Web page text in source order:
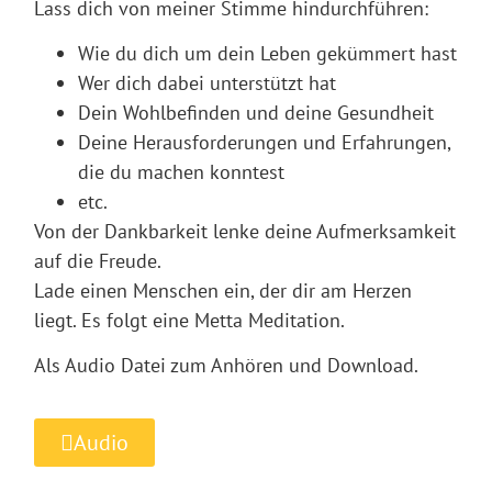
Lass dich von meiner Stimme hindurchführen:
Wie du dich um dein Leben gekümmert hast
Wer dich dabei unterstützt hat
Dein Wohlbefinden und deine Gesundheit
Deine Herausforderungen und Erfahrungen,
die du machen konntest
etc.
Von der Dankbarkeit lenke deine Aufmerksamkeit
auf die Freude.
Lade einen Menschen ein, der dir am Herzen
liegt. Es folgt eine Metta Meditation.
Als Audio Datei zum Anhören und Download.
Audio